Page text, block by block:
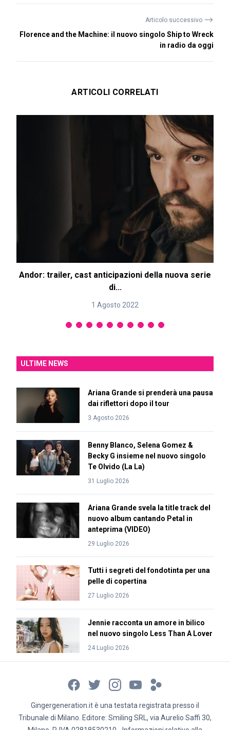
Articolo successivo ⟶
Florence and the Machine: il nuovo singolo Ship to Wreck
in radio da oggi
ARTICOLI CORRELATI
Andor: trailer, cast anticipazioni della nuova serie
di...
1 Agosto 2022
ULTIME NEWS
Ariana Grande si prenderà una pausa
dai riflettori dopo il tour
3 Agosto 2026
Benny Blanco, Selena Gomez &
Becky G insieme nel nuovo singolo
Te Olvido (La La)
31 Luglio 2026
Ariana Grande svela la title track del
nuovo album cantando Petal in
anteprima (VIDEO)
29 Luglio 2026
Tutti i segreti del fondotinta per una
pelle di copertina
27 Luglio 2026
Jennie racconta un amore in bilico
nel nuovo singolo Less Than A Lover
24 Luglio 2026
Gingergeneration.it è una testata registrata presso il
Tribunale di Milano. Editore: Smiling SRL, via Aurelio Saffi 30,